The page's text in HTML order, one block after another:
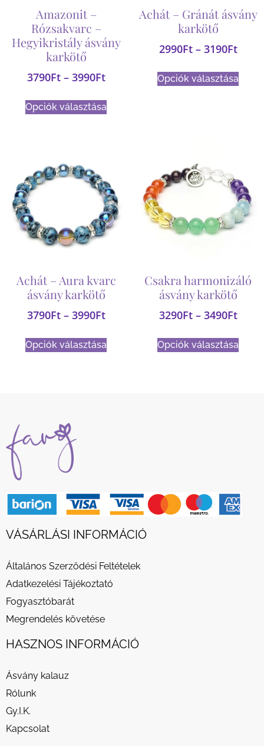
Amazonit –
Rózsakvarc –
Hegyikristály ásvány
karkötő
3790Ft – 3990Ft
Opciók választása
Achát – Gránát ásvány
karkötő
2990Ft – 3190Ft
Opciók választása
Achát – Aura kvarc
ásvány karkötő
3790Ft – 3990Ft
Opciók választása
Csakra harmonizáló
ásvány karkötő
3290Ft – 3490Ft
Opciók választása
VÁSÁRLÁSI INFORMÁCIÓ
Általános Szerződési Feltételek
Adatkezelési Tájékoztató
Fogyasztóbarát
Megrendelés követése
HASZNOS INFORMÁCIÓ
Ásvány kalauz
Rólunk
Gy.I.K.
Kapcsolat